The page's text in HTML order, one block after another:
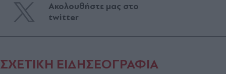
Ακολουθήστε μας στο
twitter
ΣΧΕΤΙΚΗ ΕΙΔΗΣΕΟΓΡΑΦΙΑ